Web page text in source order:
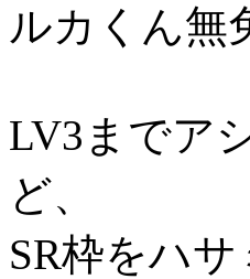
ルカくん無
LV3までア
ど、
SR枠をハ